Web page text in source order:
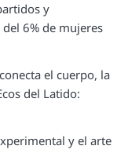
y
6% de mujeres
el cuerpo, la
del Latido:
y el arte